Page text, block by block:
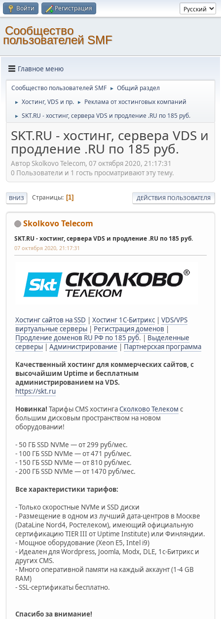
Войти Регистрация
Cообщество
пользователей SMF
Главное меню
Cообщество пользователей SMF ► Общий раздел
► Хостинг, VDS и пр. ► Реклама от хостинговых компаний
► SKT.RU - хостинг, сервера VDS и продление .RU по 185 руб.
SKT.RU - хостинг, сервера VDS и
продление .RU по 185 руб.
Автор Skolkovo Telecom, 07 октября 2020, 21:17:31
0 Пользователи и 1 гость просматривают эту тему.
ВНИЗ Страницы 1 ДЕЙСТВИЯ ПОЛЬЗОВАТЕЛЯ
Skolkovo Telecom
SKT.RU - хостинг, сервера VDS и продление .RU по 185 руб.
07 октября 2020, 21:17:31
Хостинг сайтов на SSD | Хостинг 1С-Битрикс | VDS/VPS
виртуальные серверы | Регистрация доменов |
Продление доменов RU РФ по 185 руб. | Выделенные
серверы | Администрирование | Партнерская программа
Качественный хостинг для коммерческих сайтов, с
высочайшим Uptime и бесплатным
администрированием на VDS.
https://skt.ru
Новинка! Тарифы CMS хостингаСколково Телеком с
большим дисковым пространством на новом
оборудовании!
- 50 ГБ SSD NVMe — от 299 руб/мес.
- 100 ГБ SSD NVMe — от 471 руб/мес.
- 150 ГБ SSD NVMe — от 810 руб/мес.
- 200 ГБ SSD NVMe — от 1470 руб/мес.
Все характеристики тарифов:
- Только скоростные NVMe и SSD диски
- Размещение в одном из лучший дата-центров в Москве
(DataLine Nord4, Ростелеком), имеющий официальную
сертификацию TIER III от Uptime Institute) или Финляндии.
- Мощное оборудование (Xeon E5, Intel i9)
- Идеален для Wordpress, Joomla, Modx, DLE, 1c-Битрикс и
других CMS.
- Много оперативной памяти на каждый аккаунт (1-4 GB
RAM)
- SSL-сертификаты бесплатно.
Спасибо за внимание!